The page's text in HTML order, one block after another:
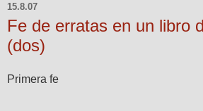
15.8.07
Fe de erratas en un libro
(dos)
Primera fe